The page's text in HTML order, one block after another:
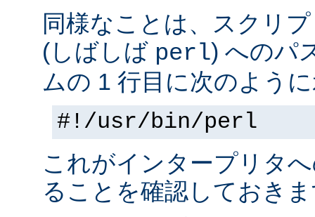
同様なことは、スクリ
(しばしば perl) へのパ
ムの 1 行目に次のよう
#!/usr/bin/perl
これがインタープリタ
ることを確認しておき